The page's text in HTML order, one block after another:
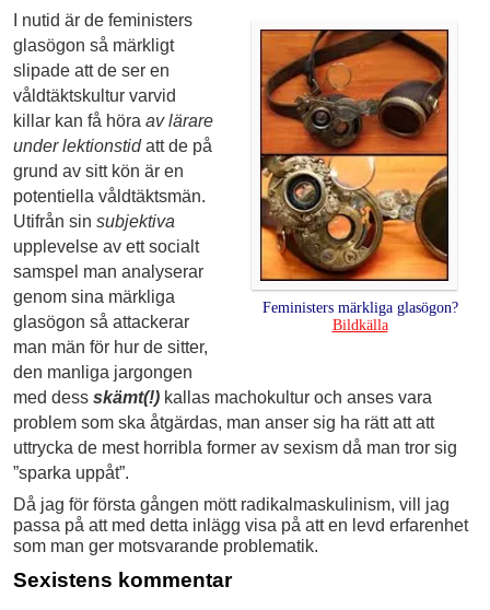
Feministers märkliga glasögon?
Bildkälla
I nutid är de feministers
glasögon så märkligt
slipade att de ser en
våldtäktskultur varvid
killar kan få höra av lärare
under lektionstidatt de på
grund av sitt kön är en
potentiella våldtäktsmän.
Utifrån sin subjektiva
upplevelse av ett socialt
samspel man analyserar
genom sina märkliga
glasögon så attackerar
man män för hur de sitter,
den manliga jargongen
med dess skämt(!) kallas machokultur och anses vara
problem som ska åtgärdas, man anser sig ha rätt att att
uttrycka de mest horribla former av sexism då man tror sig
”sparka uppåt”.
Då jag för första gången mött radikalmaskulinism, vill jag
passa på att med detta inlägg visa på att en levd erfarenhet
som man ger motsvarande problematik.
Sexistens kommentar